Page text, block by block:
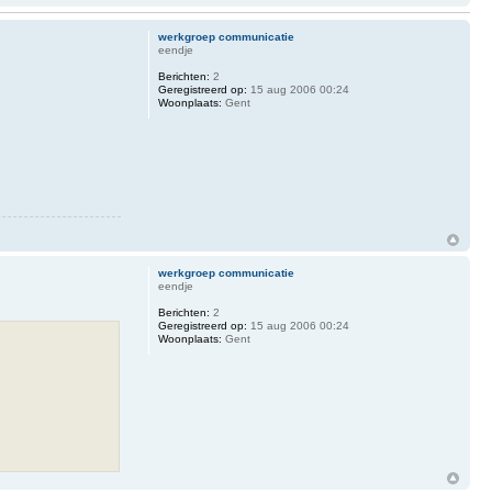
werkgroep communicatie
eendje
Berichten: 2
Geregistreerd op: 15 aug 2006 00:24
Woonplaats: Gent
werkgroep communicatie
eendje
Berichten: 2
Geregistreerd op: 15 aug 2006 00:24
Woonplaats: Gent